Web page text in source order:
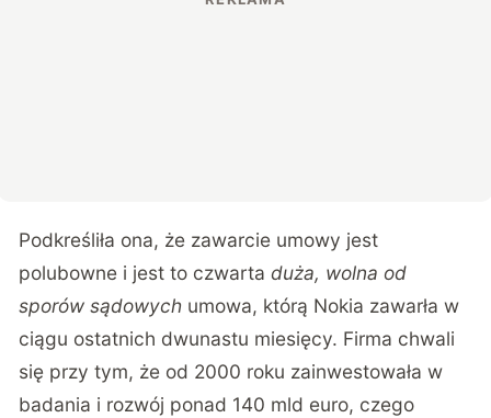
Podkreśliła ona, że zawarcie umowy jest
polubowne i jest to czwartaduża, wolna od
sporów sądowych umowa, którą Nokia zawarła w
ciągu ostatnich dwunastu miesięcy. Firma chwali
się przy tym, że od 2000 roku zainwestowała w
badania i rozwój ponad 140 mld euro, czego